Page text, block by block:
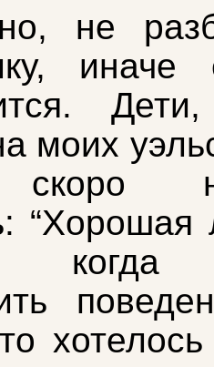
не
иначе
моих
“Хорошая
когда